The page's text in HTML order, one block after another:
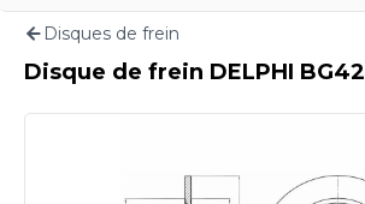
Disques de frein
Disque de frein DELPHI